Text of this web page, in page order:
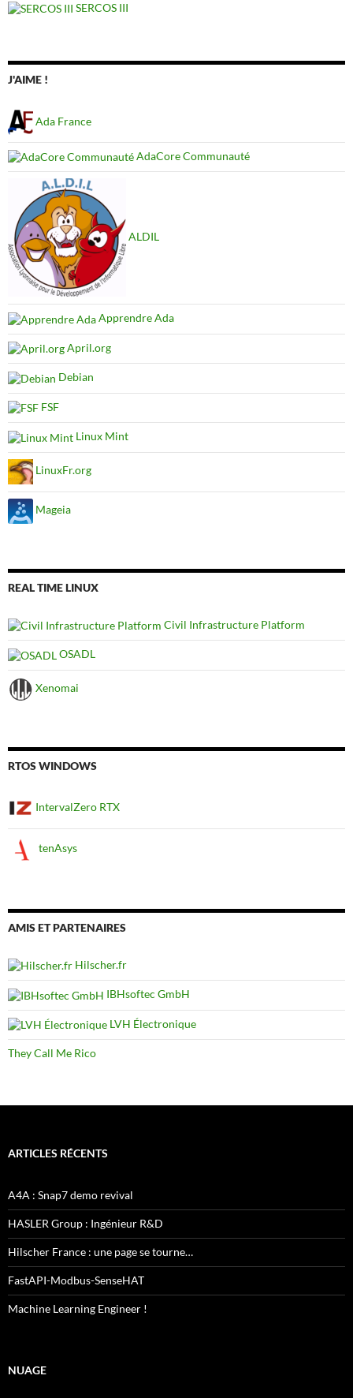
SERCOS III
J'AIME !
Ada France
AdaCore Communauté
ALDIL
Apprendre Ada
April.org
Debian
FSF
Linux Mint
LinuxFr.org
Mageia
REAL TIME LINUX
Civil Infrastructure Platform
OSADL
Xenomai
RTOS WINDOWS
IntervalZero RTX
tenAsys
AMIS ET PARTENAIRES
Hilscher.fr
IBHsoftec GmbH
LVH Électronique
They Call Me Rico
ARTICLES RÉCENTS
A4A : Snap7 demo revival
HASLER Group : Ingénieur R&D
Hilscher France : une page se tourne…
FastAPI-Modbus-SenseHAT
Machine Learning Engineer !
NUAGE